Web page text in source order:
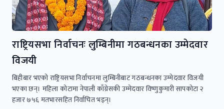
राष्ट्रियसभा निर्वाचनः लुम्बिनीमा गठबन्धनका उम्मेदवार
विजयी
बिहीबार भएको राष्ट्रियसभा निर्वाचनमा लुम्बिनीबाट गठबन्धनका उम्मेदवार विजयी
भएका छन्। महिला कोटामा नेपाली काँग्रेसकी उम्मेदवार विष्णुकुमारी सापकोटा २
हजार ७५६ मतभारसहित निर्वाचित भइन्।